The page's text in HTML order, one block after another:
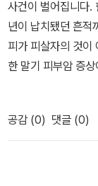
있었다.이창의 머릿
애는 것과 옮기는 것
로 작가님의 문장력
세하고 강렬하여 인
게 문장을 쓰고 단
니다그렇다고 특별
어쩐지 너무 특별하
지만, 그런 것은 아
무엇인지 보여준다.
력으로 기적을 일으
들이 돈을 싸들고 와
산을 바쳐 한 번의
때문에 다른 곳에서
다면 지속될 수 없
승목이 알기 전까
왔다.그것들은 갓난
리가. 그토록 기적
이다.자신의 목숨을
가 없는 기적, 정말
치는 것만 같았다.
발적인 분노와 무기
공 '란'이 가진 기이
사건이 벌어집니다.
년이 납치됐던 흔적
피가 피살자의 것이
한 말기 피부암 증
하던 중 어쩌면 자
을지도 모른다는 생각에 전율합니다.
조예은의 첫 장편소
구하고 작년(2024
공감 (0) 댓글 (0)